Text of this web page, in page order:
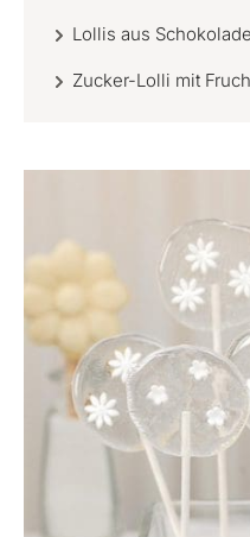
Lollis aus
Zucker-Lolli mit